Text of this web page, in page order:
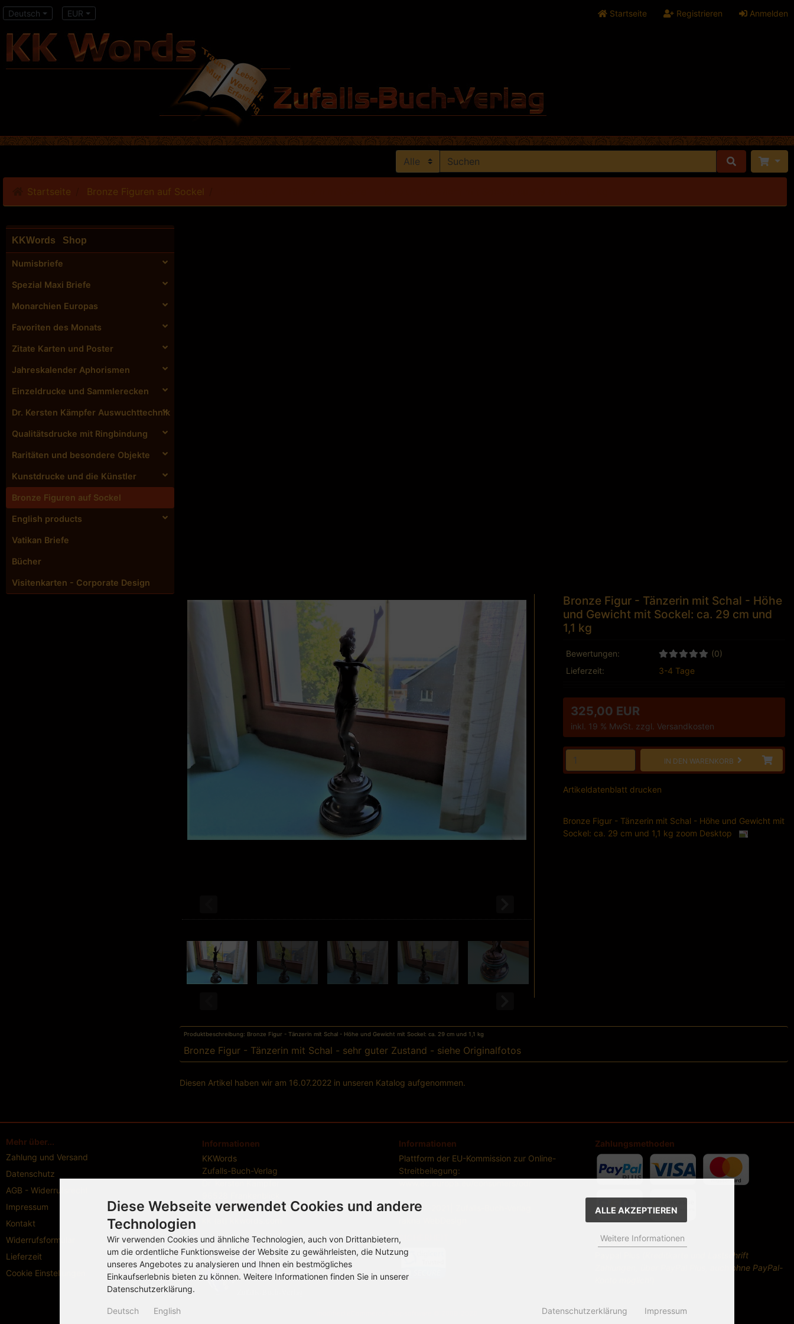
Deutsch EUR Startseite Registrieren Anmelden
Startseite Bronze Figuren auf Sockel
KKWords Shop
Numisbriefe
Spezial Maxi Briefe
Monarchien Europas
Favoriten des Monats
Zitate Karten und Poster
Jahreskalender Aphorismen
Einzeldrucke und Sammlerecken
Dr. Kersten Kämpfer Auswuchttechnik
Qualitätsdrucke mit Ringbindung
Raritäten und besondere Objekte
Kunstdrucke und die Künstler
Bronze Figuren auf Sockel
English products
Vatikan Briefe
Bücher
Visitenkarten - Corporate Design
Bronze Figur - Tänzerin mit Schal - Höhe
und Gewicht mit Sockel: ca. 29 cm und
1,1 kg
Bewertungen:
(0)
Lieferzeit:
3-4 Tage
325,00 EUR
inkl. 19 % MwSt. zzgl. Versandkosten
IN DEN WARENKORB
Artikeldatenblatt drucken
Bronze Figur - Tänzerin mit Schal - Höhe und Gewicht mit
Sockel: ca. 29 cm und 1,1 kg zoom Desktop
Produktbeschreibung: Bronze Figur - Tänzerin mit Schal - Höhe und Gewicht mit Sockel: ca. 29 cm und 1,1 kg
Bronze Figur - Tänzerin mit Schal - sehr guter Zustand - siehe Originalfotos
Diesen Artikel haben wir am 16.07.2022 in unseren Katalog aufgenommen.
Mehr über...
Zahlung und Versand
Datenschutz
AGB - Widerrufsrecht
Impressum
Kontakt
Widerrufsformular
Lieferzeit
Cookie Einstellungen
Informationen
KKWords
Zufalls-Buch-Verlag
Forschengereuther Platz 9
Informationen
Plattform der EU-Kommission zur Online-
Streitbeilegung:
© 2017-2021| Zufalls-Buch-Verlag
Zahlungsmethoden
Vorkasse,
Kreditkarte und Lastschrift
Zahlungen, über PayPal Plus, auch ohne PayPal-
Diese Webseite verwendet Cookies und andere
Technologien
Wir verwenden Cookies und ähnliche Technologien, auch von Drittanbietern,
um die ordentliche Funktionsweise der Website zu gewährleisten, die Nutzung
unseres Angebotes zu analysieren und Ihnen ein bestmögliches
Einkaufserlebnis bieten zu können. Weitere Informationen finden Sie in unserer
Datenschutzerklärung.
ALLE AKZEPTIEREN
Weitere Informationen
Deutsch English Datenschutzerklärung Impressum